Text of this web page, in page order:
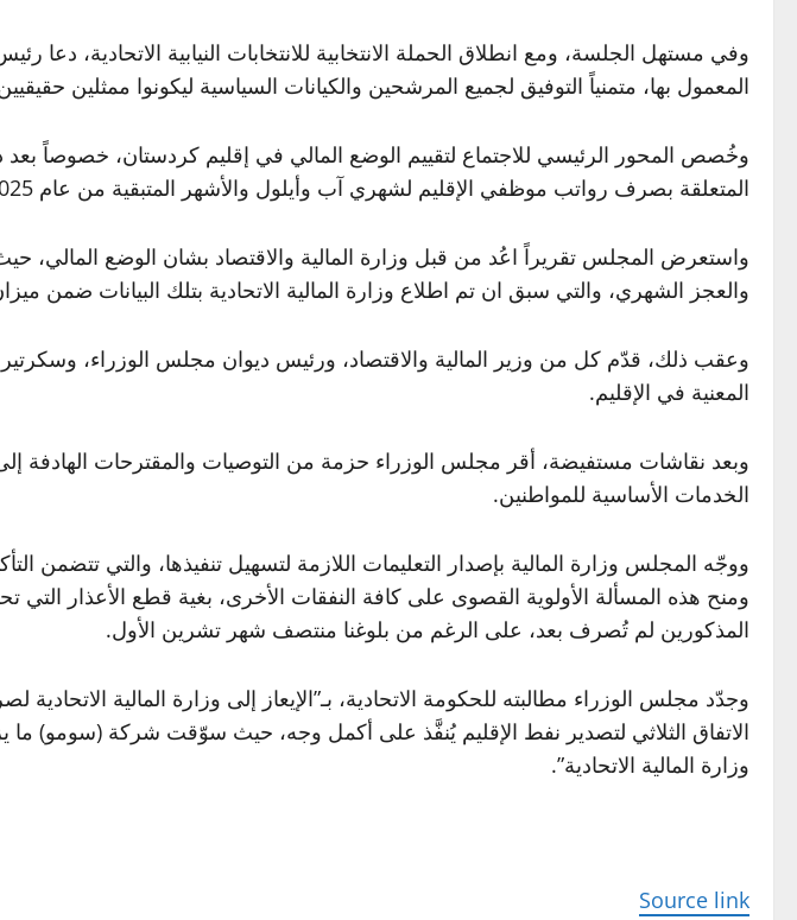
وفي مستهل الجلسة، ومع انطلاق الحملة الانتخابية للانتخابات النيابية الاتحادية، دعا
المعمول بها، متمنياً التوفيق لجميع المرشحين والكيانات السياسية ليكونوا ممثلين
وخُصص المحور الرئيسي للاجتماع لتقييم الوضع المالي في إقليم كردستان، خصوصاً بعد
المتعلقة بصرف رواتب موظفي الإقليم لشهري آب وأيلول والأشهر المتبقية من عام 2025.
واستعرض المجلس تقريراً اعُد من قبل وزارة المالية والاقتصاد بشان الوضع المالي،
والعجز الشهري، والتي سبق ان تم اطلاع وزارة المالية الاتحادية بتلك البيانات ضمن
وعقب ذلك، قدّم كل من وزير المالية والاقتصاد، ورئيس ديوان مجلس الوزراء،
المعنية في الإقليم.
وبعد نقاشات مستفيضة، أقر مجلس الوزراء حزمة من التوصيات والمقترحات الهادفة
الخدمات الأساسية للمواطنين.
ووجّه المجلس وزارة المالية بإصدار التعليمات اللازمة لتسهيل تنفيذها، والتي تتضمن
ومنح هذه المسألة الأولوية القصوى على كافة النفقات الأخرى، بغية قطع الأعذار
المذكورين لم تُصرف بعد، على الرغم من بلوغنا منتصف شهر تشرين الأول.
وجدّد مجلس الوزراء مطالبته للحكومة الاتحادية، بـ”الإيعاز إلى وزارة المالية
الاتفاق الثلاثي لتصدير نفط الإقليم يُنفَّذ على أكمل وجه، حيث سوّقت شركة (سومو) ما
وزارة المالية الاتحادية”.
Source link